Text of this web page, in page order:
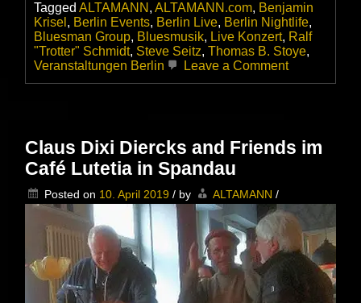
Tagged ALTAMANN , ALTAMANN.com, Benjamin
Krisel , Berlin Events, Berlin Live, Berlin Nightlife,
Bluesman Group, Bluesmusik, Live Konzert, Ralf
"Trotter" Schmidt, Steve Seitz, Thomas B. Stoye,
Veranstaltungen Berlin
Leave a Commenton
Dodo
Blues
auch
Spaß
machen
kann
Claus Dixi Diercks and Friends im
Café Lutetia in Spandau
Posted on 10. April 2019 / by ALTAMANN /